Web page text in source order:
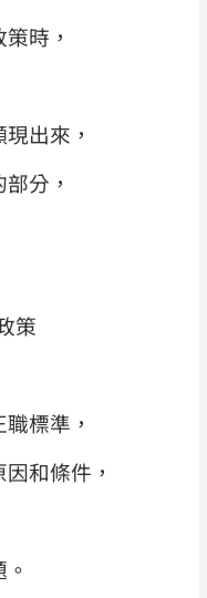
時，
出來，
分，
策
標準，
和條件，